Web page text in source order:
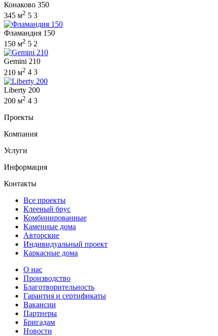
Конаково 350
345 м2 5 3
Фламандия 150
150 м2 5 2
Gemini 210
210 м2 4 3
Liberty 200
200 м2 4 3
Проекты
Компания
Услуги
Информация
Контакты
Все проекты
Клееный брус
Комбинированные
Каменные дома
Авторские
Индивидуальный проект
Каркасные дома
О нас
Производство
Благотворительность
Гарантия и сертификаты
Вакансии
Партнеры
Бригадам
Новости